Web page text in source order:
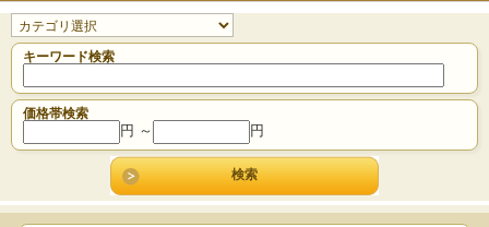
キーワード検索
価格帯検索
円 ～ 円